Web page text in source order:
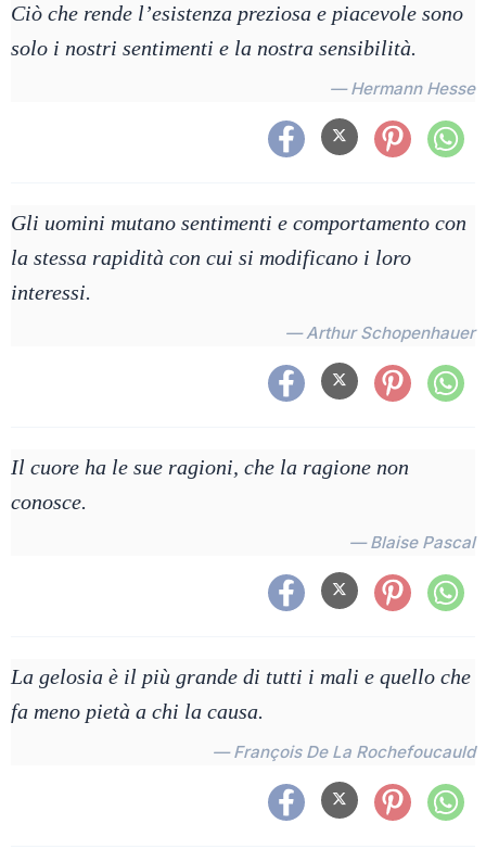
Ciò che rende l’esistenza preziosa e piacevole sono
solo i nostri sentimenti e la nostra sensibilità.
— Hermann Hesse
Gli uomini mutano sentimenti e comportamento con
la stessa rapidità con cui si modificano i loro
interessi.
— Arthur Schopenhauer
Il cuore ha le sue ragioni, che la ragione non
conosce.
— Blaise Pascal
La gelosia è il più grande di tutti i mali e quello che
fa meno pietà a chi la causa.
— François De La Rochefoucauld